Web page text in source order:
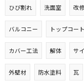
ひび割れ 洗面室 改
バルコニー トップコート
カバー工法 解体 サ
外壁材 防水塗料 瓦